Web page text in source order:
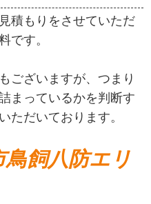
積もりをさせていただ
です。
ございますが、つまり
まっているかを判断す
ただいております。
鳥飼八防エリ